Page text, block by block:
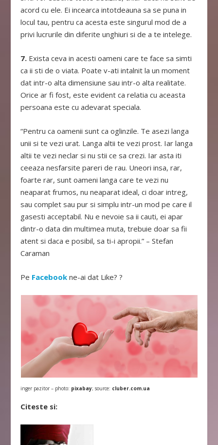
acord cu ele. Ei incearca intotdeauna sa se puna in
locul tau, pentru ca acesta este singurul mod de a
privi lucrurile din diferite unghiuri si de a te intelege.
7. Exista ceva in acesti oameni care te face sa simti
ca ii sti de o viata. Poate v-ati intalnit la un moment
dat intr-o alta dimensiune sau intr-o alta realitate.
Orice ar fi fost, este evident ca relatia cu aceasta
persoana este cu adevarat speciala.
“Pentru ca oamenii sunt ca oglinzile. Te asezi langa
unii si te vezi urat. Langa altii te vezi prost. Iar langa
altii te vezi neclar si nu stii ce sa crezi. Iar asta iti
ceeaza nesfarsite pareri de rau. Uneori insa, rar,
foarte rar, sunt oameni langa care te vezi nu
neaparat frumos, nu neaparat ideal, ci doar intreg,
sau complet sau pur si simplu intr-un mod pe care il
gasesti acceptabil. Nu e nevoie sa ii cauti, ei apar
dintr-o data din multimea muta, trebuie doar sa fii
atent si daca e posibil, sa ti-i apropii.” – Stefan
Caraman
Pe Facebook ne-ai dat Like? ?
inger pazitor – photo: pixabay; source: cluber.com.ua
Citeste si: